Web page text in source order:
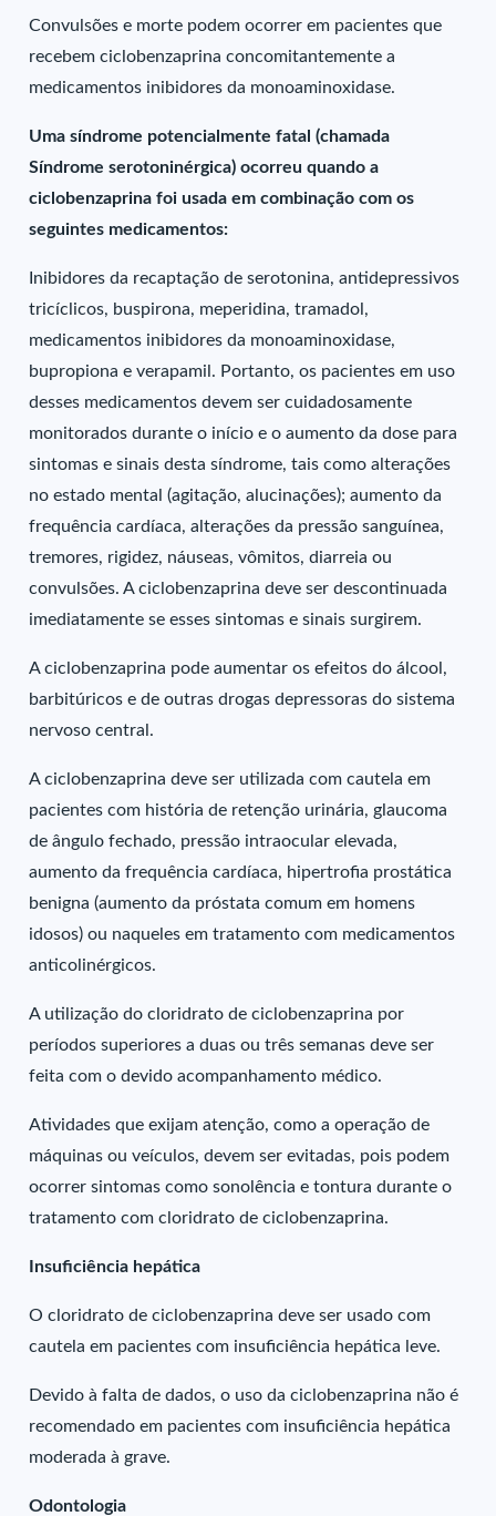
Convulsões e morte podem ocorrer em pacientes que
recebem ciclobenzaprina concomitantemente a
medicamentos inibidores da monoaminoxidase.
Uma síndrome potencialmente fatal (chamada
Síndrome serotoninérgica) ocorreu quando a
ciclobenzaprina foi usada em combinação com os
seguintes medicamentos:
Inibidores da recaptação de serotonina, antidepressivos
tricíclicos, buspirona, meperidina, tramadol,
medicamentos inibidores da monoaminoxidase,
bupropiona e verapamil. Portanto, os pacientes em uso
desses medicamentos devem ser cuidadosamente
monitorados durante o início e o aumento da dose para
sintomas e sinais desta síndrome, tais como alterações
no estado mental (agitação, alucinações); aumento da
frequência cardíaca, alterações da pressão sanguínea,
tremores, rigidez, náuseas, vômitos, diarreia ou
convulsões. A ciclobenzaprina deve ser descontinuada
imediatamente se esses sintomas e sinais surgirem.
A ciclobenzaprina pode aumentar os efeitos do álcool,
barbitúricos e de outras drogas depressoras do sistema
nervoso central.
A ciclobenzaprina deve ser utilizada com cautela em
pacientes com história de retenção urinária, glaucoma
de ângulo fechado, pressão intraocular elevada,
aumento da frequência cardíaca, hipertrofia prostática
benigna (aumento da próstata comum em homens
idosos) ou naqueles em tratamento com medicamentos
anticolinérgicos.
A utilização do cloridrato de ciclobenzaprina por
períodos superiores a duas ou três semanas deve ser
feita com o devido acompanhamento médico.
Atividades que exijam atenção, como a operação de
máquinas ou veículos, devem ser evitadas, pois podem
ocorrer sintomas como sonolência e tontura durante o
tratamento com cloridrato de ciclobenzaprina.
Insuficiência hepática
O cloridrato de ciclobenzaprina deve ser usado com
cautela em pacientes com insuficiência hepática leve.
Devido à falta de dados, o uso da ciclobenzaprina não é
recomendado em pacientes com insuficiência hepática
moderada à grave.
Odontologia